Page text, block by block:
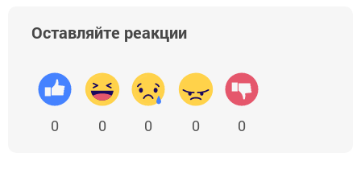
Оставляйте реакции
0 0 0 0 0